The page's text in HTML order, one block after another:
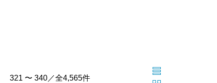
321 〜 340／全4,565件